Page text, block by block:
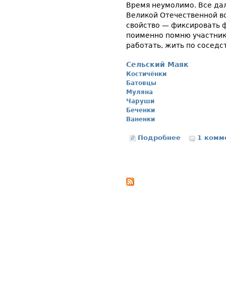
Время неумолимо. Все
Великой Отечественной
свойство — фиксировать
поименно помню
работать, жить по
Сельский Маяк
Костичёнки
Батовцы
Муляна
Чаруши
Беченки
Ваненки
Подробнее о Я помню
1